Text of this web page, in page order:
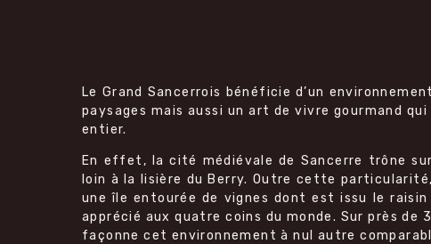
Le Grand Sancerrois bénéficie d’un
paysages mais aussi un art de vivre gourmand
entier.
En effet, la cité médiévale de Sancerre trône
loin à la lisière du Berry. Outre cette
une île entourée de vignes dont est issu le
apprécié aux quatre coins du monde. Sur près de
façonne cet environnement à nul autre